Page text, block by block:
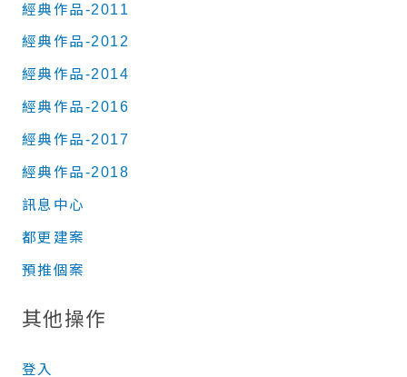
經典作品-2011
經典作品-2012
經典作品-2014
經典作品-2016
經典作品-2017
經典作品-2018
訊息中心
都更建案
預推個案
其他操作
登入